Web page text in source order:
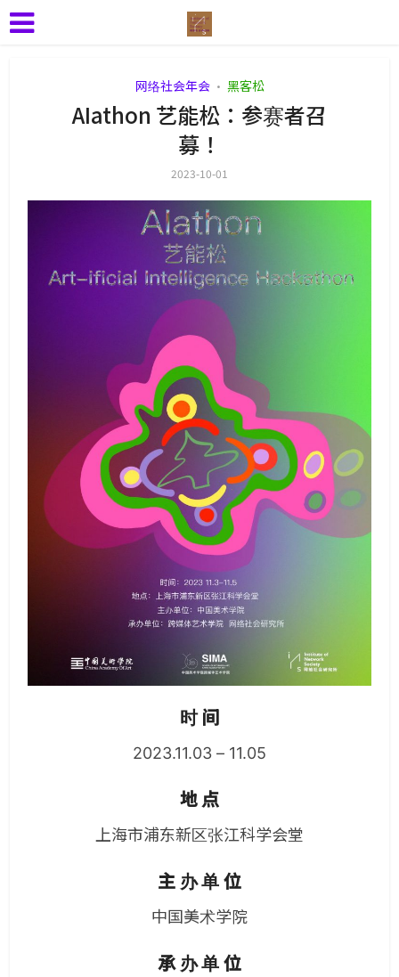
网络社会年会 • 黑客松
AIathon 艺能松：参赛者召
募！
2023-10-01
时 间
2023.11.03 – 11.05
地 点
上海市浦东新区张江科学会堂
主 办 单 位
中国美术学院
承 办 单 位